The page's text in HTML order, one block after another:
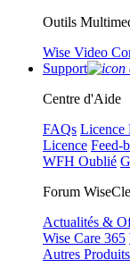
Outils
Wise Video
Support
Centre d'Aide
FAQs Licence
Licence Feed-
WFH Oublié
Forum
Actualités &
Wise Care 365
Autres